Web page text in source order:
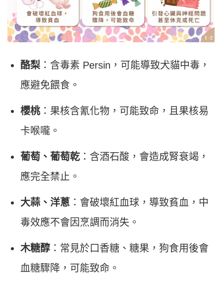
酪梨 ：含毒素 Persin，可能導致犬貓中毒，
應避免餵食。
櫻桃：果核含氰化物，可能致命，且果核易
卡喉嚨。
葡萄、葡萄乾 ：含酒石酸，會造成腎衰竭，
應完全禁止。
大蒜、洋蔥 ：會破壞紅血球，導致貧血，中
毒效應不會因烹調而消失。
木糖醇 ：常見於口香糖、糖果，狗食用後會
血糖驟降，可能致命。